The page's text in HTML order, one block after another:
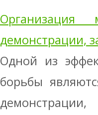
демонстрации,
Одной из
борьбы